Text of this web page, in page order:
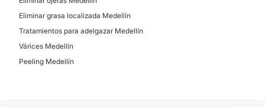
Eliminar grasa localizada Medellín
Tratamientos para adelgazar Medellín
Várices Medellín
Peeling Medellín